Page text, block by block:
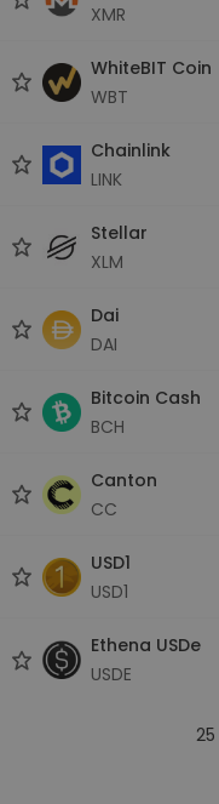
XMR
WhiteBIT Coin
WBT
Chainlink
LINK
Stellar
XLM
Dai
DAI
Bitcoin Cash
BCH
Canton
CC
USD1
USD1
Ethena USDe
USDE
25